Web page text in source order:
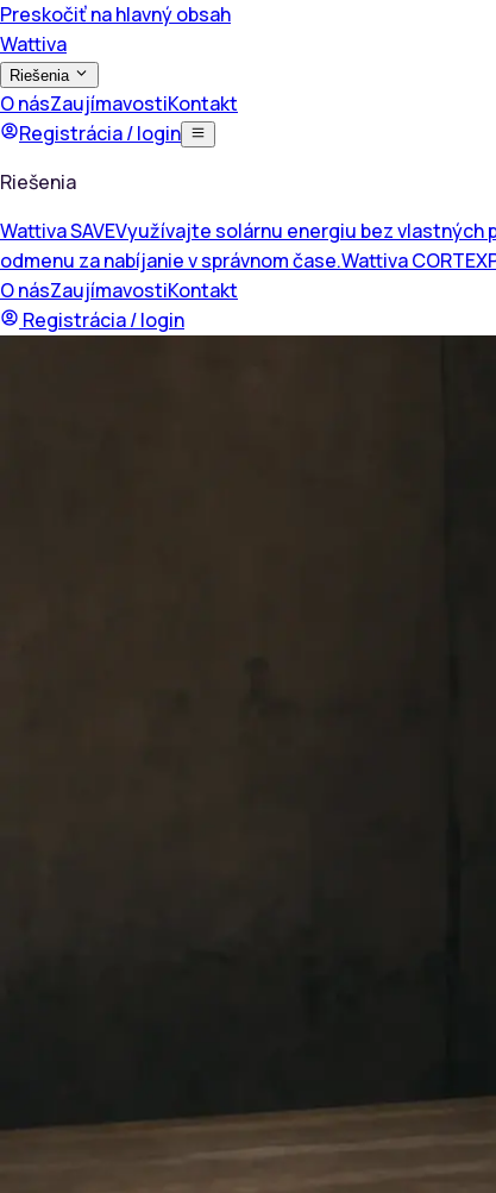
Preskočiť na hlavný obsah
Wattiva
Riešenia
O násZaujímavostiKontakt
Registrácia / login
Riešenia
Wattiva SAVEVyužívajte solárnu energiu bez vlastných
odmenu za nabíjanie v správnom čase.Wattiva CORTEX
O násZaujímavostiKontakt
Registrácia / login